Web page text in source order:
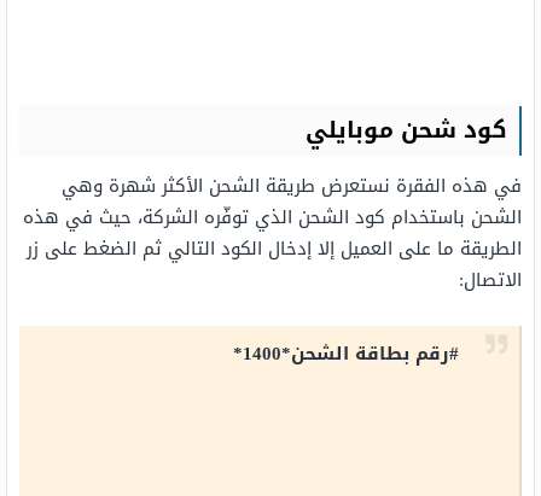
كود شحن موبايلي
في هذه الفقرة نستعرض طريقة الشحن الأكثر شهرة وهي
الشحن باستخدام كود الشحن الذي توفّره الشركة، حيث في هذه
الطريقة ما على العميل إلا إدخال الكود التالي ثم الضغط على زر
الاتصال:
#رقم بطاقة الشحن*1400*